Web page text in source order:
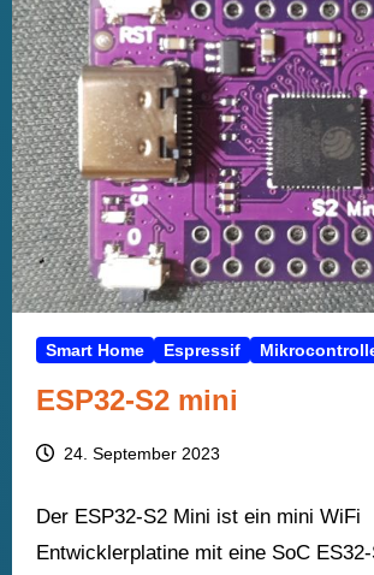
Smart Home Espressif
ESP32-S2 mini
24. September 2023
Der ESP32-S2 Mini ist ein mini WiFi
Entwicklerplatine mit eine SoC